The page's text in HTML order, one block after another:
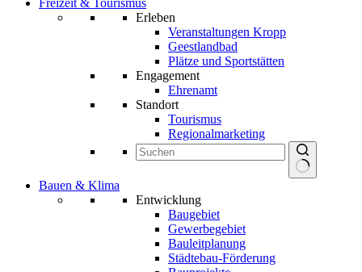
Freizeit & Tourismus
Erleben
Veranstaltungen Kropp
Geestlandbad
Plätze und Sportstätten
Engagement
Ehrenamt
Standort
Tourismus
Regionalmarketing
Ergebnisse
Bauen & Klima
Entwicklung
Baugebiet
Gewerbegebiet
Bauleitplanung
Städtebau-Förderung